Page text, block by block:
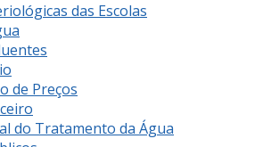
das Escolas
de Preços
do Tratamento da Água